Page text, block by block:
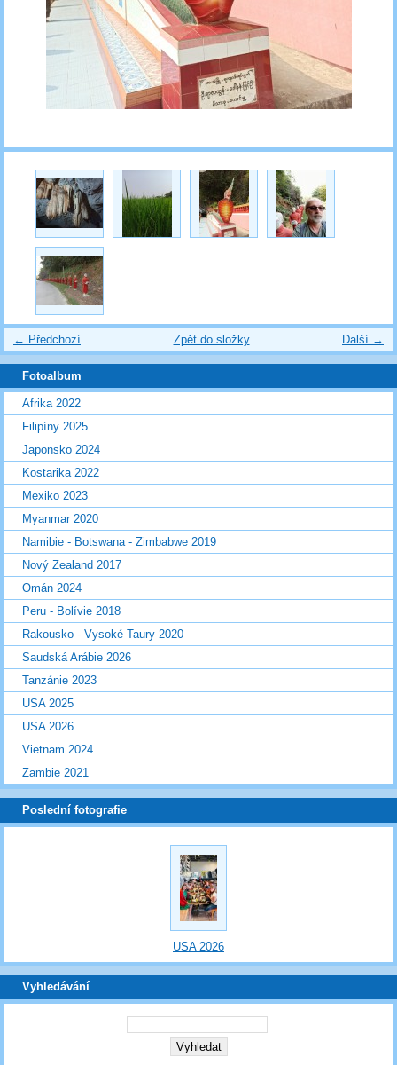
← Předchozí Další →
Zpět do složky
Fotoalbum
Afrika 2022
Filipíny 2025
Japonsko 2024
Kostarika 2022
Mexiko 2023
Myanmar 2020
Namibie - Botswana - Zimbabwe 2019
Nový Zealand 2017
Omán 2024
Peru - Bolívie 2018
Rakousko - Vysoké Taury 2020
Saudská Arábie 2026
Tanzánie 2023
USA 2025
USA 2026
Vietnam 2024
Zambie 2021
Poslední fotografie
USA 2026
Vyhledávání